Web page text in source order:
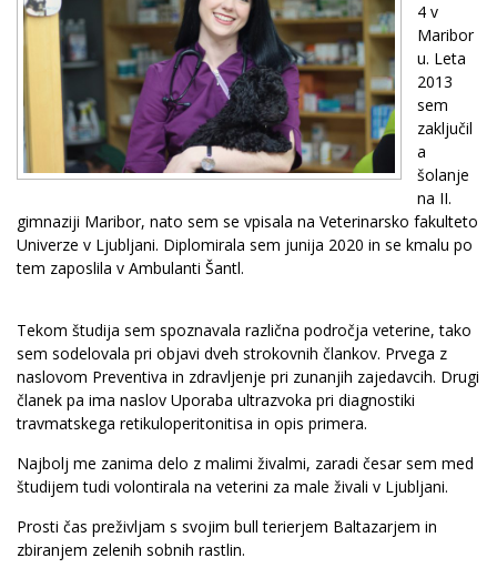
4 v
Maribor
u. Leta
2013
sem
zaključil
a
šolanje
na II.
gimnaziji Maribor, nato sem se vpisala na Veterinarsko fakulteto
Univerze v Ljubljani. Diplomirala sem junija 2020 in se kmalu po
tem zaposlila v Ambulanti Šantl.
Tekom študija sem spoznavala različna področja veterine, tako
sem sodelovala pri objavi dveh strokovnih člankov. Prvega z
naslovom Preventiva in zdravljenje pri zunanjih zajedavcih. Drugi
članek pa ima naslov Uporaba ultrazvoka pri diagnostiki
travmatskega retikuloperitonitisa in opis primera.
Najbolj me zanima delo z malimi živalmi, zaradi česar sem med
študijem tudi volontirala na veterini za male živali v Ljubljani.
Prosti čas preživljam s svojim bull terierjem Baltazarjem in
zbiranjem zelenih sobnih rastlin.